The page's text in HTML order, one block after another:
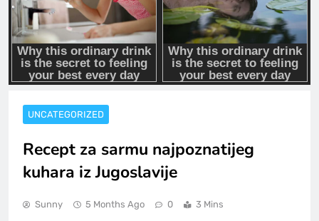
UNCATEGORIZED
Recept za sarmu najpoznatijeg
kuhara iz Jugoslavije
Sunny 5 Months Ago 0 3 Mins